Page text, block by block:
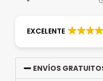
EXCELENTE
ENVÍOS